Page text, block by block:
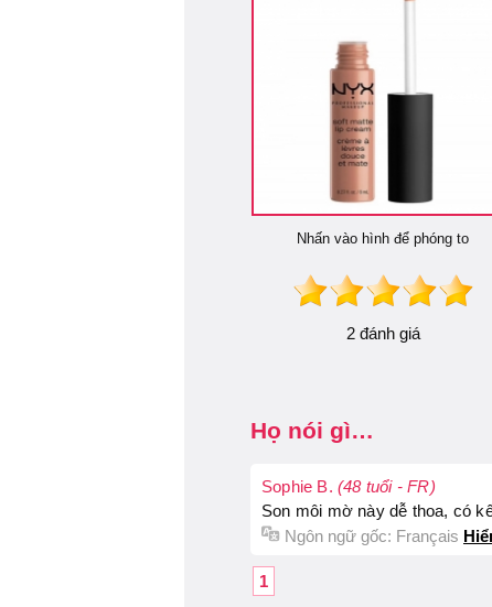
Nhấn vào hình để phóng to
2 đánh giá
Họ nói gì…
Sophie B. (48 tuổi - FR)
Son môi mờ này dễ thoa, có
Ngôn ngữ gốc: Français
1